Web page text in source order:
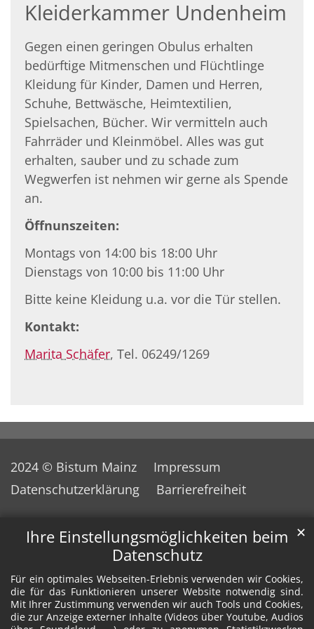
Ihre Einstellungsmöglichkeiten beim
Datenschutz
Für ein optimales Webseiten-Erlebnis verwenden wir Cookies,
die für das Funktionieren unserer Website notwendig sind.
Mit Ihrer Zustimmung verwenden wir auch Tools und Cookies,
die zur Anzeige externer Inhalte (Videos über Youtube, Audios
✕
Kleiderkammer Undenheim
Gegen einen geringen Obulus erhalten
bedürftige Mitmenschen und Flüchtlinge
Kleidung für Kinder, Damen und Herren,
Schuhe, Bettwäsche, Heimtextilien,
Spielsachen, Bücher. Wir vermitteln auch
Fahrräder und Kleinmöbel. Alles was gut
erhalten, sauber und zu schade zum
Wegwerfen ist nehmen wir gerne als Spende
an.
Öffnunszeiten:
Montags von 14:00 bis 18:00 Uhr
Dienstags von 10:00 bis 11:00 Uhr
Bitte keine Kleidung u.a. vor die Tür stellen.
Kontakt:
Marita Schäfer, Tel. 06249/1269
2024 © Bistum Mainz
Impressum
Datenschutzerklärung
Barrierefreiheit